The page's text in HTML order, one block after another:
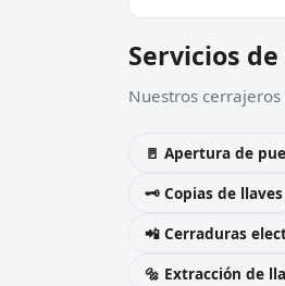
Servicios
Nuestros
🚪 Apertura de
🗝️ Copias de llaves
📲 Cerraduras
🔩 Extracción de